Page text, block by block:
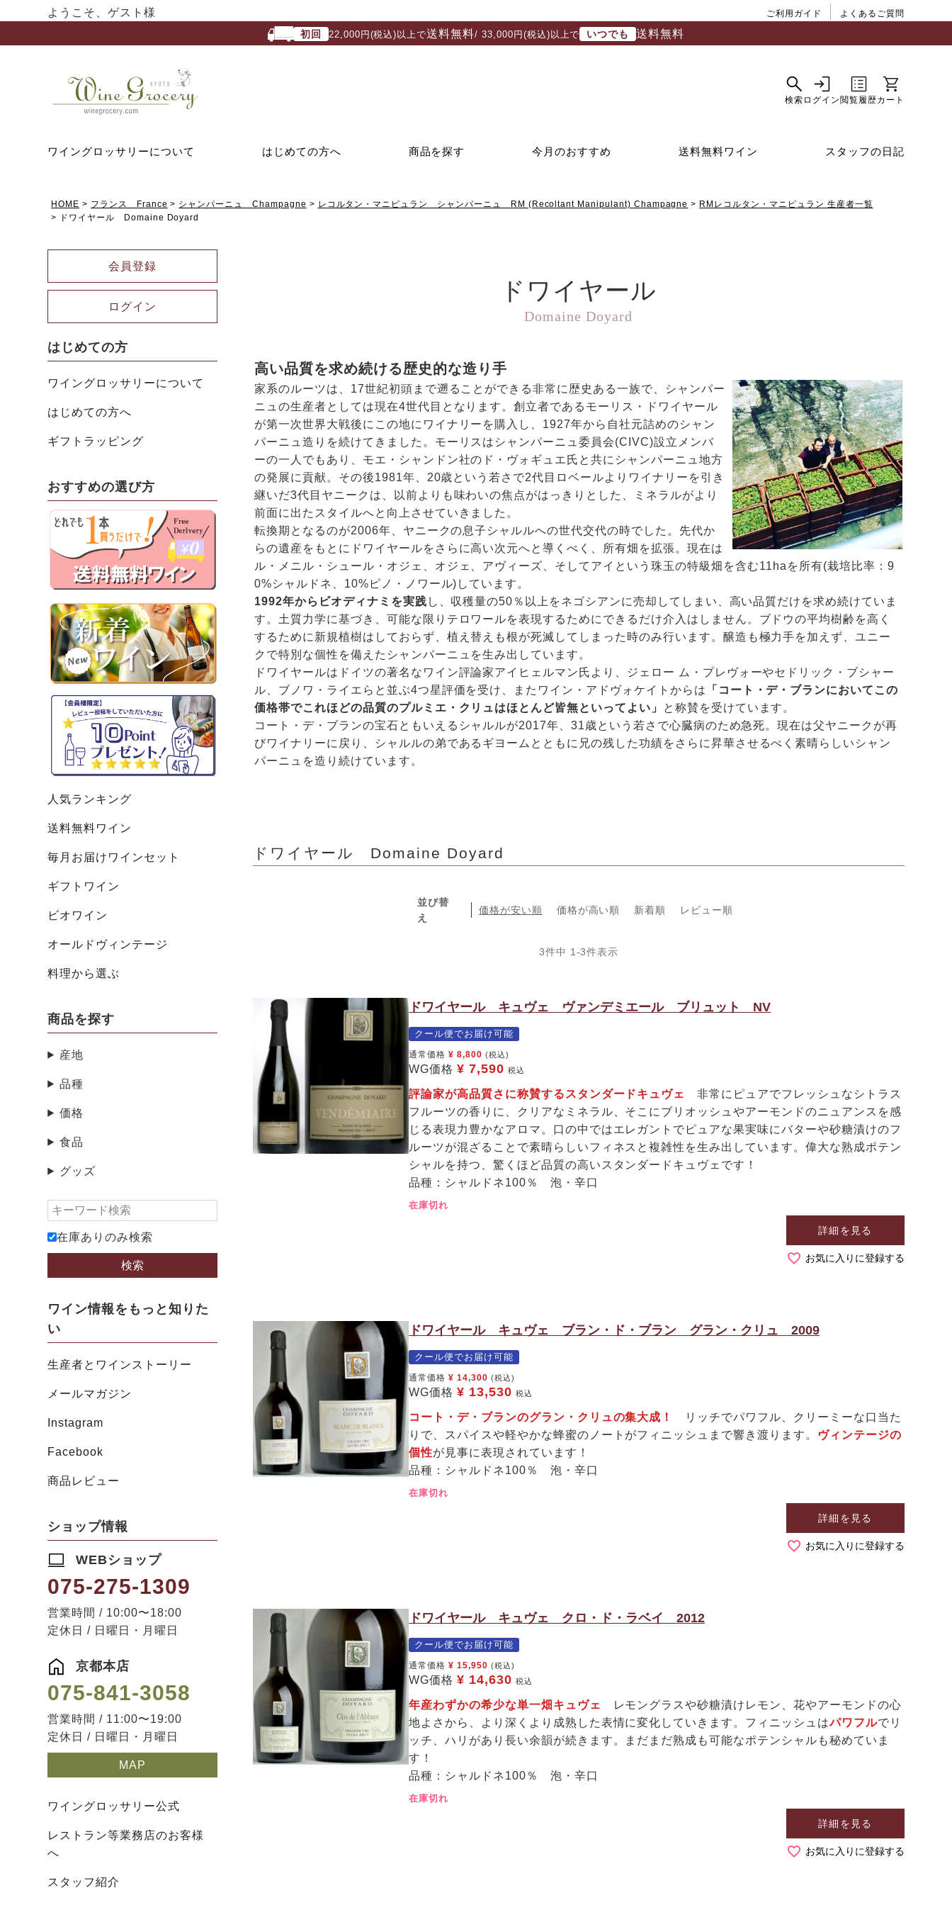
ようこそ、ゲスト様 ご利用ガイド よくあるご質問
初回 22,000円(税込)以上で送料無料/ 33,000円(税込)以上で いつでも 送料無料
ワイングロッサリーについて はじめての方へ 商品を探す 今月のおすすめ 送料無料ワイン スタッフの日記
HOME フランス France シャンパーニュ Champagne レコルタン・マニピュラン シャンパーニュ RM (Recoltant Manipulant) Champagne
RMレコルタン・マニピュラン 生産者一覧
ドワイヤール Domaine Doyard
会員登録
ログイン
はじめての方
ワイングロッサリーについて
はじめての方へ
ギフトラッピング
おすすめの選び方
人気ランキング
送料無料ワイン
毎月お届けワインセット
ギフトワイン
ビオワイン
オールドヴィンテージ
料理から選ぶ
商品を探す
産地
品種
価格
食品
グッズ
在庫ありのみ検索
検索
ワイン情報をもっと知りた
い
生産者とワインストーリー
メールマガジン
Instagram
Facebook
商品レビュー
ショップ情報
WEBショップ
075-275-1309
営業時間 / 10:00〜18:00
定休日 / 日曜日・月曜日
京都本店
075-841-3058
営業時間 / 11:00〜19:00
定休日 / 日曜日・月曜日
MAP
ワイングロッサリー公式
レストラン等業務店のお客様
へ
スタッフ紹介
ドワイヤール
Domaine Doyard
高い品質を求め続ける歴史的な造り手
家系のルーツは、17世紀初頭まで遡ることができる非常に歴史ある一族で、シャンパー
ニュの生産者としては現在4世代目となります。創立者であるモーリス・ドワイヤール
が第一次世界大戦後にこの地にワイナリーを購入し、1927年から自社元詰めのシャン
パーニュ造りを続けてきました。モーリスはシャンパーニュ委員会(CIVC)設立メンバ
ーの一人でもあり、モエ・シャンドン社のド・ヴォギュエ氏と共にシャンパーニュ地方
の発展に貢献。その後1981年、20歳という若さで2代目ロベールよりワイナリーを引き
継いだ3代目ヤニークは、以前よりも味わいの焦点がはっきりとした、ミネラルがより
前面に出たスタイルへと向上させていきました。
転換期となるのが2006年、ヤニークの息子シャルルへの世代交代の時でした。先代か
らの遺産をもとにドワイヤールをさらに高い次元へと導くべく、所有畑を拡張。現在は
ル・メニル・シュール・オジェ、オジェ、アヴィーズ、そしてアイという珠玉の特級畑を含む11haを所有(栽培比率：9
0%シャルドネ、10%ピノ・ノワール)しています。
1992年からビオディナミを実践 し、収穫量の50％以上をネゴシアンに売却してしまい、高い品質だけを求め続けていま
す。土質力学に基づき、可能な限りテロワールを表現するためにできるだけ介入はしません。ブドウの平均樹齢を高く
するために新規植樹はしておらず、植え替えも根が死滅してしまった時のみ行います。醸造も極力手を加えず、ユニー
クで特別な個性を備えたシャンパーニュを生み出しています。
ドワイヤールはドイツの著名なワイン評論家アイヒェルマン氏より、ジェロー ム・プレヴォーやセドリック・ブシャー
ル、ブノワ・ライエらと並ぶ4つ星評価を受け、またワイン・アドヴォケイトからは 「コート・デ・ブランにおいてこの
価格帯でこれほどの品質のプルミエ・クリュはほとんど皆無といってよい」
と称賛を受けています。
コート・デ・ブランの宝石ともいえるシャルルが2017年、31歳という若さで心臓病のため急死。現在は父ヤニークが再
びワイナリーに戻り、シャルルの弟であるギヨームとともに兄の残した功績をさらに昇華させるべく素晴らしいシャン
パーニュを造り続けています。
ドワイヤール Domaine Doyard
並び替
え
価格が安い順 価格が高い順 新着順 レビュー順
3件中 1 -3件表示
ドワイヤール キュヴェ ヴァンデミエール ブリュット NV
クール便でお届け可能
通常価格 ¥ 8,800 (税込)
WG価格 ¥ 7,590 税込
評論家が高品質さに称賛するスタンダードキュヴェ非常にピュアでフレッシュなシトラス
フルーツの香りに、クリアなミネラル、そこにブリオッシュやアーモンドのニュアンスを感
じる表現力豊かなアロマ。口の中ではエレガントでピュアな果実味にバターや砂糖漬けのフ
ルーツが混ざることで素晴らしいフィネスと複雑性を生み出しています。偉大な熟成ポテン
シャルを持つ、驚くほど品質の高いスタンダードキュヴェです！
品種：シャルドネ100％ 泡・辛口
在庫切れ
詳細を見る
お気に入りに登録する
ドワイヤール キュヴェ ブラン・ド・ブラン グラン・クリュ 2009
クール便でお届け可能
通常価格 ¥ 14,300 (税込)
WG価格 ¥ 13,530 税込
コート・デ・ブランのグラン・クリュの集大成！
リッチでパワフル、クリーミーな口当た
りで、スパイスや軽やかな蜂蜜のノートがフィニッシュまで響き渡ります。
ヴィンテージの
個性が見事に表現されています！
品種：シャルドネ100％ 泡・辛口
在庫切れ
詳細を見る
お気に入りに登録する
ドワイヤール キュヴェ クロ・ド・ラベイ 2012
クール便でお届け可能
通常価格 ¥ 15,950 (税込)
WG価格 ¥ 14,630 税込
年産わずかの希少な単一畑キュヴェ
レモングラスや砂糖漬けレモン、花やアーモンドの心
地よさから、より深くより成熟した表情に変化していきます。フィニッシュはパワフルでリ
ッチ、ハリがあり長い余韻が続きます。まだまだ熟成も可能なポテンシャルも秘めていま
す！
品種：シャルドネ100％ 泡・辛口
在庫切れ
詳細を見る
お気に入りに登録する